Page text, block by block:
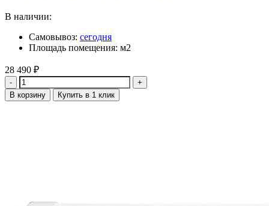
В наличии:
Самовывоз: сегодня
Площадь помещения: м2
28 490 ₽
Количество
В корзину Купить в 1 клик